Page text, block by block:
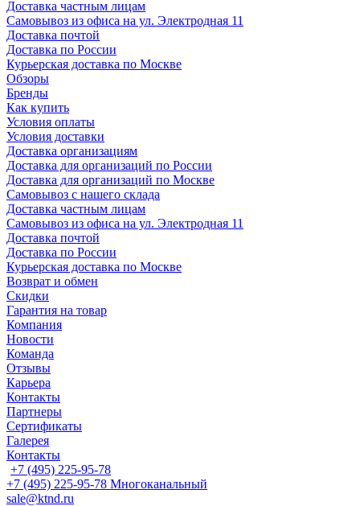
Доставка частным лицам
Самовывоз из офиса на ул. Электродная 11
Доставка почтой
Доставка по России
Курьерская доставка по Москве
Обзоры
Бренды
Как купить
Условия оплаты
Условия доставки
Доставка организациям
Доставка для организаций по России
Доставка для организаций по Москве
Самовывоз с нашего склада
Доставка частным лицам
Самовывоз из офиса на ул. Электродная 11
Доставка почтой
Доставка по России
Курьерская доставка по Москве
Возврат и обмен
Скидки
Гарантия на товар
Компания
Новости
Команда
Отзывы
Карьера
Контакты
Партнеры
Сертификаты
Галерея
Контакты
+7 (495) 225-95-78
+7 (495) 225-95-78 Многоканальный
sale@ktnd.ru